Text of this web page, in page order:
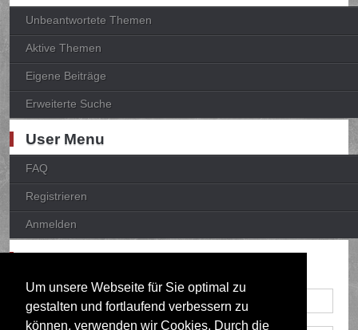
Um unsere Webseite für Sie optimal zu
gestalten und fortlaufend verbessern zu
können, verwenden wir Cookies. Durch die
Unbeantwortete Themen
Aktive Themen
Eigene Beiträge
Erweiterte Suche
User Menu
FAQ
Registrieren
Anmelden